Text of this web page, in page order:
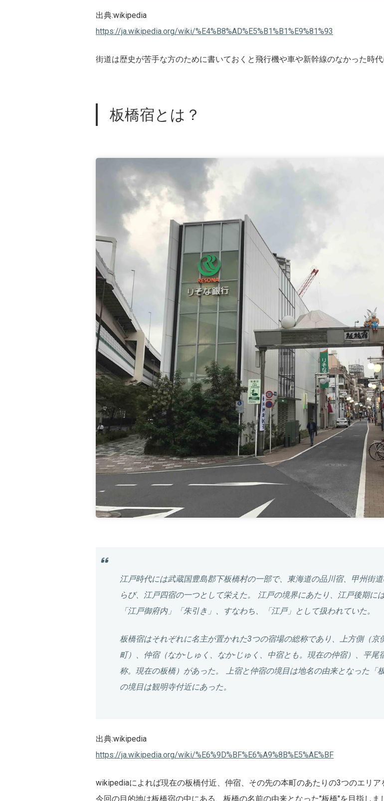
出典:wikipedia
https://ja.wikipedia.org/wiki/%E4%B8%AD%E5%B1%B1%E9%81%93
街道は歴史が苦手な方のために書いておくと飛行機や車や新幹線のなかった時
板橋宿とは？
江戸時代には武蔵国豊島郡下板橋村の一部で、東海道の品川宿、甲州街
らび、 江戸四宿の一つとして栄えた。 江戸の境界にあたり、江戸後期に
「江戸御府内」「朱引き」、すなわち、「江戸」として扱われていた。
板橋宿はそれぞれに名主が置かれた3つの宿場の総称であり、上方側（京
町）、 仲宿（なか-しゅく、なか-じゅく、中宿とも。現在の仲宿）、 平尾
称。現在の板橋）があった。 上宿と仲宿の境目は地名の由来となった「
の境目は観明寺付近にあった。
出典:wikipedia
https://ja.wikipedia.org/wiki/%E6%9D%BF%E6%A9%8B%E5%AE%BF
wikipediaによれば現在の板橋付近、仲宿、その先の本町のあたりの3つのエリア
今回の目的地は板橋宿の中にある、板橋の名前の由来となった"板橋"を目指しま